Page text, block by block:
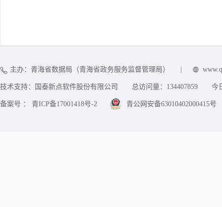
主办：青海省数据局（青海省政务服务监督管理局）
技术支持：国泰新点软件股份有限公司 总访问量： 134407859 今
备案号 ： 青ICP备17001418号-2 青公网安备63010402000415号